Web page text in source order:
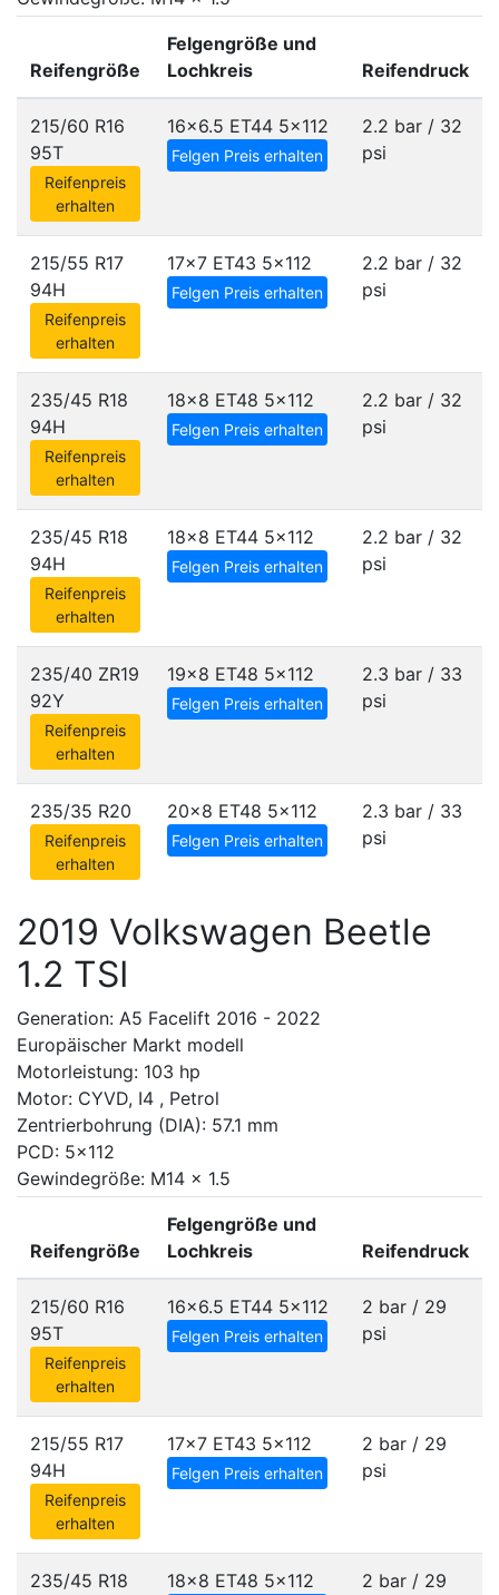
Reifengröße
Felgengröße und
Lochkreis
Reifendruck
215/60 R16
95T
Reifenpreis
erhalten
16x6.5 ET44 5x112
Felgen Preis erhalten
2.2 bar / 32
psi
215/55 R17
94H
Reifenpreis
erhalten
17x7 ET43 5x112
Felgen Preis erhalten
2.2 bar / 32
psi
235/45 R18
94H
Reifenpreis
erhalten
18x8 ET48 5x112
Felgen Preis erhalten
2.2 bar / 32
psi
235/45 R18
94H
Reifenpreis
erhalten
18x8 ET44 5x112
Felgen Preis erhalten
2.2 bar / 32
psi
235/40 ZR19
92Y
Reifenpreis
erhalten
19x8 ET48 5x112
Felgen Preis erhalten
2.3 bar / 33
psi
235/35 R20
Reifenpreis
erhalten
20x8 ET48 5x112
Felgen Preis erhalten
2.3 bar / 33
psi
2019 Volkswagen Beetle
1.2 TSI
Generation: A5 Facelift 2016 - 2022
Europäischer Markt modell
Motorleistung: 103 hp
Motor: CYVD, I4 , Petrol
Zentrierbohrung (DIA): 57.1 mm
PCD: 5x112
Gewindegröße: M14 x 1.5
Reifengröße
Felgengröße und
Lochkreis
Reifendruck
215/60 R16
95T
Reifenpreis
erhalten
16x6.5 ET44 5x112
Felgen Preis erhalten
2 bar / 29
psi
215/55 R17
94H
Reifenpreis
erhalten
17x7 ET43 5x112
Felgen Preis erhalten
2 bar / 29
psi
235/45 R18
18x8 ET48 5x112
2 bar / 29